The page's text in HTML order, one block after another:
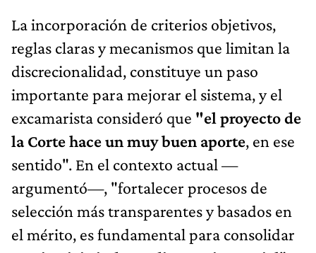
La incorporación de criterios objetivos,
reglas claras y mecanismos que limitan la
discrecionalidad, constituye un paso
importante para mejorar el sistema, y el
excamarista consideró que "el proyecto de
la Corte hace un muy buen aporte, en ese
sentido". En el contexto actual —
argumentó—, "fortalecer procesos de
selección más transparentes y basados en
el mérito, es fundamental para consolidar